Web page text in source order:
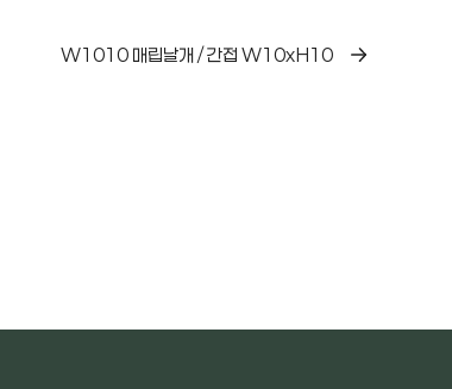
W1010 매립날개 / 간접 W10xH10